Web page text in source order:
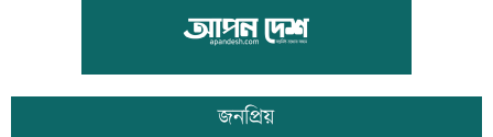
মান্দায় ২৯৬ বোতলসহ দুই মাদক কারবারি
আটক
জনপ্রিয়